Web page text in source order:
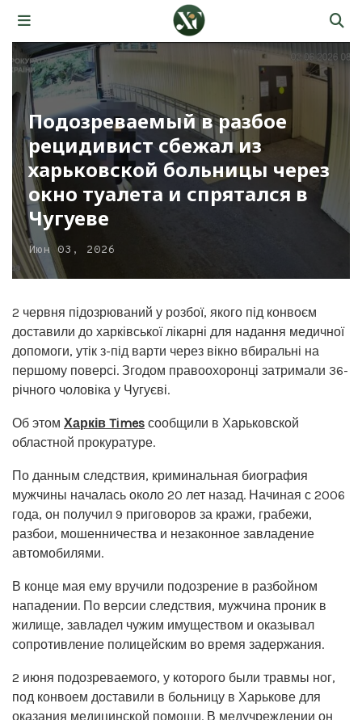
Подозреваемый в разбое
рецидивист сбежал из
харьковской больницы через
окно туалета и спрятался в
Чугуеве
Июн 03, 2026
2 червня підозрюваний у розбої, якого під конвоєм
доставили до харківської лікарні для надання медичної
допомоги, утік з-під варти через вікно вбиральні на
першому поверсі. Згодом правоохоронці затримали 36-
річного чоловіка у Чугуєві.
Об этом Харків Times сообщили в Харьковской
областной прокуратуре.
По данным следствия, криминальная биография
мужчины началась около 20 лет назад. Начиная с 2006
года, он получил 9 приговоров за кражи, грабежи,
разбои, мошенничества и незаконное завладение
автомобилями.
В конце мая ему вручили подозрение в разбойном
нападении. По версии следствия, мужчина проник в
жилище, завладел чужим имуществом и оказывал
сопротивление полицейским во время задержания.
2 июня подозреваемого, у которого были травмы ног,
под конвоем доставили в больницу в Харькове для
оказания медицинской помощи. В медучреждении он